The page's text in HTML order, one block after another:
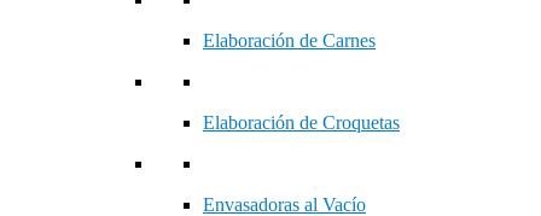
Elaboración de Carnes
Elaboración de Croquetas
Envasadoras al Vacío